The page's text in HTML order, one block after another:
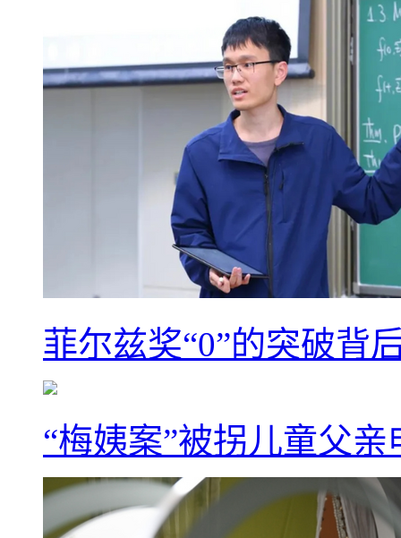
菲尔兹奖“0”的突破背
“梅姨案”被拐儿童父